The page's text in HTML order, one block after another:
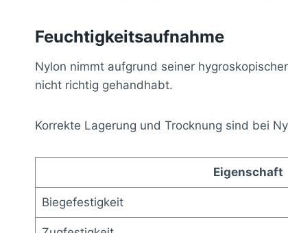
Feuchtigkeitsaufnahme
Nylon nimmt aufgrund seiner
nicht richtig gehandhabt.
Korrekte Lagerung und Trocknung sind bei
Eigenschaft
Biegefestigkeit